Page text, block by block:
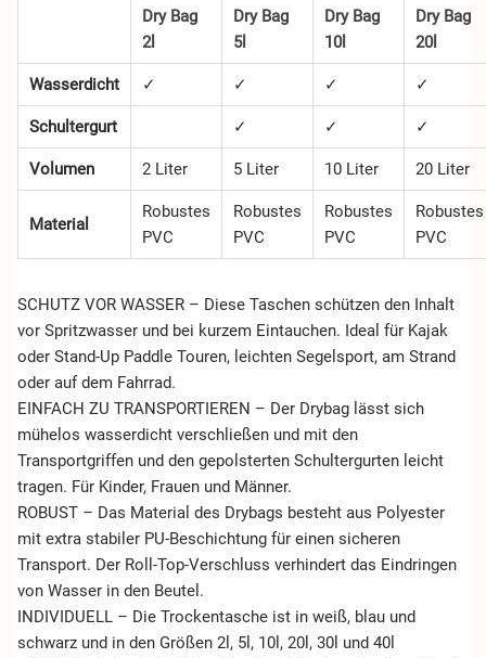
Dry Bag
2l
Dry Bag
5l
Dry Bag
10l
Dry Bag
20l
Wasserdicht ✓ ✓ ✓ ✓
Schultergurt ✓ ✓ ✓
Volumen 2 Liter 5 Liter 10 Liter 20 Liter
Material
Robustes
PVC
Robustes
PVC
Robustes
PVC
Robustes
PVC
SCHUTZ VOR WASSER – Diese Taschen schützen den Inhalt
vor Spritzwasser und bei kurzem Eintauchen. Ideal für Kajak
oder Stand-Up Paddle Touren, leichten Segelsport, am Strand
oder auf dem Fahrrad.
EINFACH ZU TRANSPORTIEREN – Der Drybag lässt sich
mühelos wasserdicht verschließen und mit den
Transportgriffen und den gepolsterten Schultergurten leicht
tragen. Für Kinder, Frauen und Männer.
ROBUST – Das Material des Drybags besteht aus Polyester
mit extra stabiler PU-Beschichtung für einen sicheren
Transport. Der Roll-Top-Verschluss verhindert das Eindringen
von Wasser in den Beutel.
INDIVIDUELL – Die Trockentasche ist in weiß, blau und
schwarz und in den Größen 2l, 5l, 10l, 20l, 30l und 40l